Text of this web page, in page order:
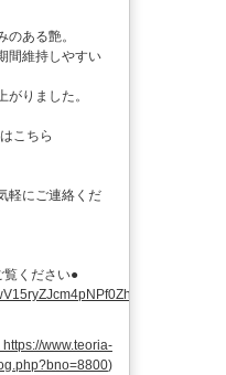
ある艶。
間維持しやすい
りました。
こちら
軽にご連絡くだ
覧ください●
www.teoria-
)